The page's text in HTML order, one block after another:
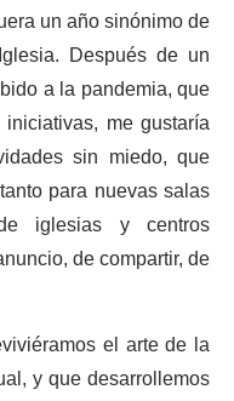
un año sinónimo de
Después de un
a la pandemia, que
me gustaría
sin miedo, que
para nuevas salas
iglesias y centros
de compartir, de
el arte de la
y que desarrollemos